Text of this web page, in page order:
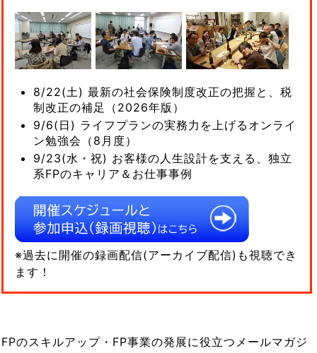
8/22(土) 最新の社会保険制度改正の把握と、税
制改正の補足（2026年版）
9/6(日) ライフプランの実務力を上げるオンライ
ン勉強会（8月度）
9/23(水・祝) お客様の人生設計を支える、独立
系FPのキャリア＆お仕事事例
※過去に開催の録画配信(アーカイブ配信)も視聴でき
ます！
FPのスキルアップ・FP事業の発展に役立つメールマガジ